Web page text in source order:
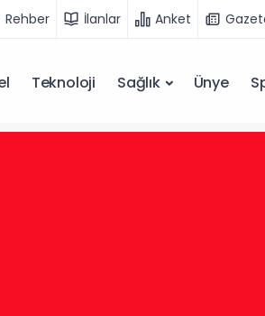
Rehber İlanlar Anket
Teknoloji Sağlık Ünye